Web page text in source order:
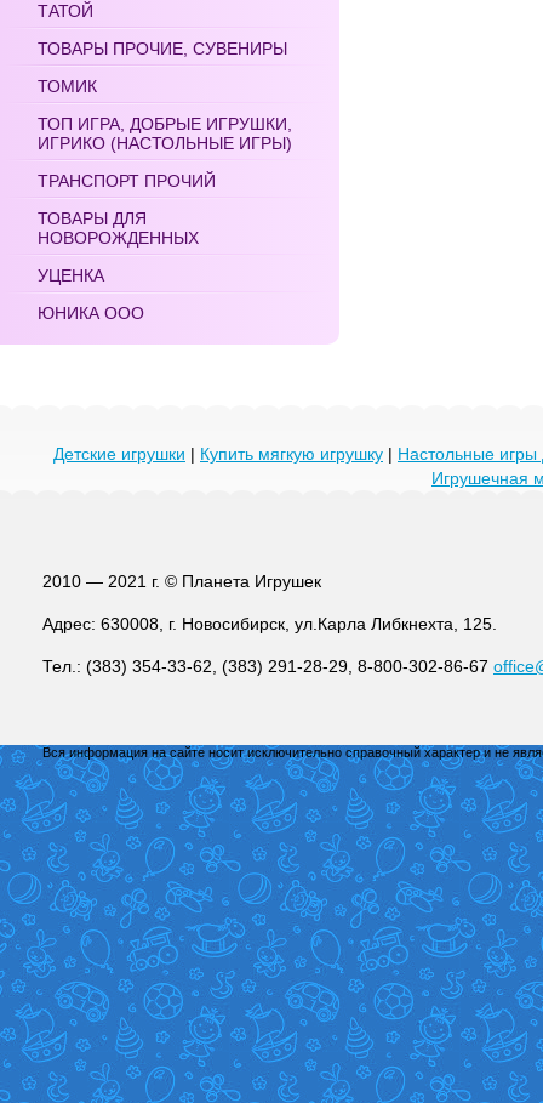
ТАТОЙ
ТОВАРЫ ПРОЧИЕ, СУВЕНИРЫ
ТОМИК
ТОП ИГРА, ДОБРЫЕ ИГРУШКИ,
ИГРИКО (НАСТОЛЬНЫЕ ИГРЫ)
ТРАНСПОРТ ПРОЧИЙ
ТОВАРЫ ДЛЯ
НОВОРОЖДЕННЫХ
УЦЕНКА
ЮНИКА ООО
Детские игрушки | Купить мягкую игрушку | Настольные игры
Игрушечная
2010 — 2021 г. © Планета Игрушек
Адрес: 630008, г. Новосибирск, ул.Карла Либкнехта, 125.
Тел.: (383) 354-33-62, (383) 291-28-29, 8-800-302-86-67
Вся информация на сайте носит исключительно справочный характер и не